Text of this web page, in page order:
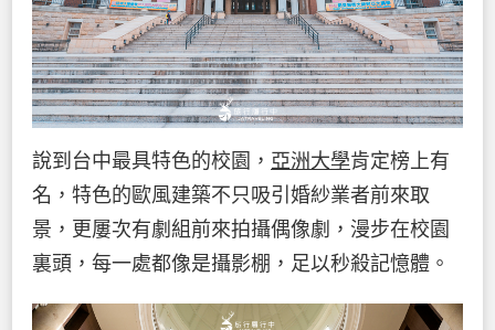
說到台中最具特色的校園， 亞洲大學肯定榜上有
名，特色的歐風建築不只吸引婚紗業者前來取
景，更屢次有劇組前來拍攝偶像劇，漫步在校園
裏頭，每一處都像是攝影棚，足以秒殺記憶體。